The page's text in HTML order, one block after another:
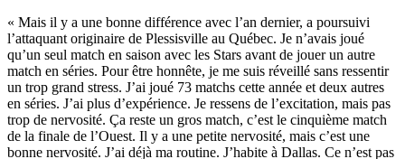
« Mais il y a une bonne différence avec l’an dernier, a poursuivi
l’attaquant originaire de Plessisville au Québec. Je n’avais joué
qu’un seul match en saison avec les Stars avant de jouer un autre
match en séries. Pour être honnête, je me suis réveillé sans ressentir
un trop grand stress. J’ai joué 73 matchs cette année et deux autres
en séries. J’ai plus d’expérience. Je ressens de l’excitation, mais pas
trop de nervosité. Ça reste un gros match, c’est le cinquième match
de la finale de l’Ouest. Il y a une petite nervosité, mais c’est une
bonne nervosité. J’ai déjà ma routine. J’habite à Dallas. Ce n’est pas